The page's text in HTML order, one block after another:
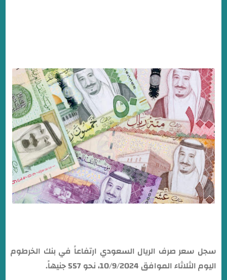
سجل سعر صرف الريال السعودي ارتفاعاً في بنك الخرطوم
اليوم الثلاثاء الموافق 10/9/2024، نحو 557 جنيهاً.